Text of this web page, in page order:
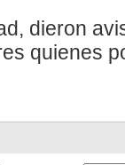
dieron
quienes